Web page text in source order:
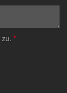
zu. *